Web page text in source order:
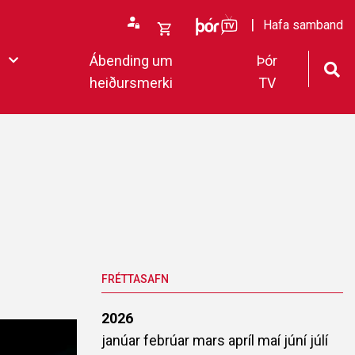
Ábending um
heiðursmerki
Þór
TV
Opna
körfu
ÞórTvHafa samband
FRÉTTASAFN
2026
janúarfebrúar mars apríl maí júní júlí